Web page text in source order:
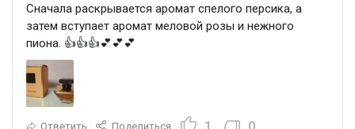
Сначала раскрывается аромат спелого персика, а
затем вступает аромат меловой розы и нежного
пиона. 👍👍👍💕💕💕
Ответить Поделиться 1 0